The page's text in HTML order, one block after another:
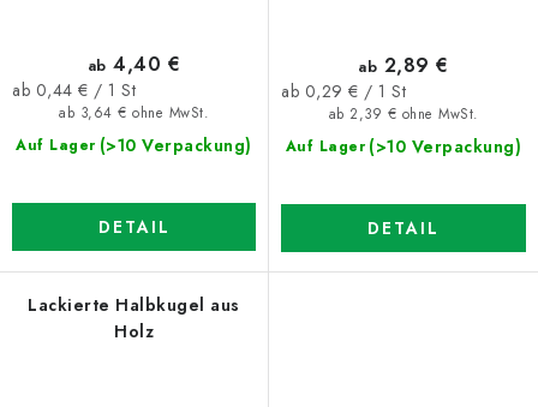
Auf Lager (>10 Verpackung)
ab 3,64 € ohne MwSt.
ab 4,40 €
Verkaufspreis:
ab 0,44 € / 1 St
DETAIL
Auf Lager (>10 Verpackung)
ab 2,39 € ohne MwSt.
ab 2,89 €
Verkaufspreis:
ab 0,29 € / 1 St
DETAIL
Lackierte Halbkugel aus
Holz